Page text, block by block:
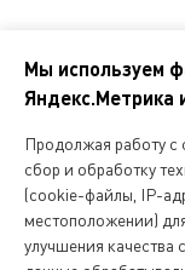
соцсетях
Копирование и
Мы используем
Яндекс.Метрика
Продолжая работу с
сбор и обработку
(cookie-файлы, IP-
местоположении)
улучшения качества